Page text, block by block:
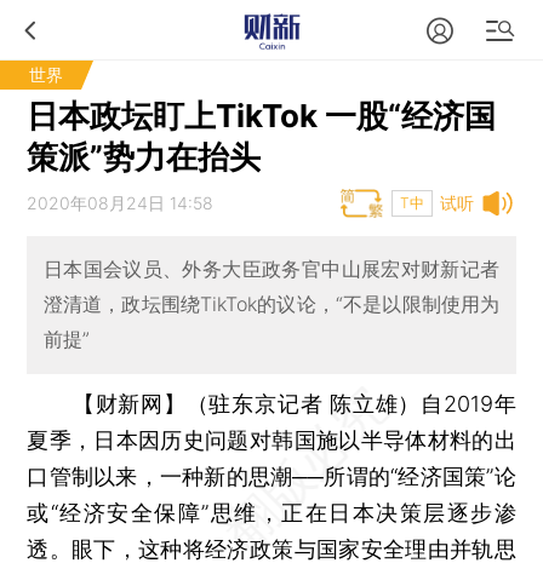
世界
日本政坛盯上TikTok 一股“经济国
策派”势力在抬头
试听
2020年08月24日 14:58 T中
日本国会议员、外务大臣政务官中山展宏对财新记者
澄清道，政坛围绕TikTok的议论，“不是以限制使用为
前提”
【财新网】（驻东京记者 陈立雄） 自2019年
夏季，日本因历史问题对韩国施以半导体材料的出
口管制以来，一种新的思潮──所谓的“经济国策”论
或“经济安全保障”思维，正在日本决策层逐步渗
透。眼下，这种将经济政策与国家安全理由并轨思